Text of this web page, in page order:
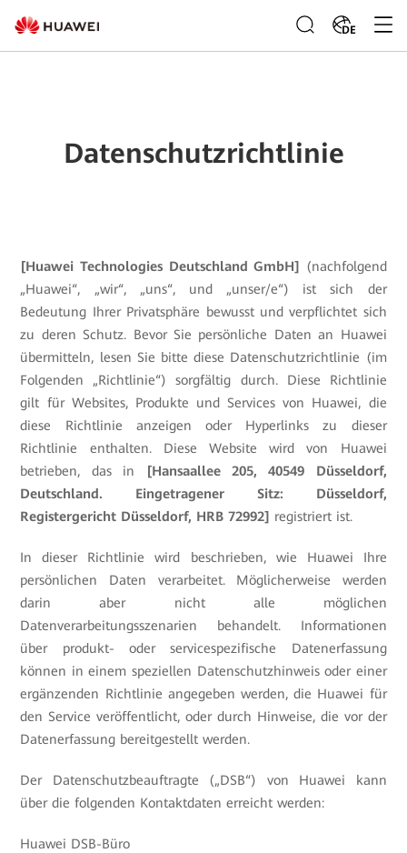
DE
Datenschutzrichtlinie
[Huawei Technologies Deutschland GmbH] (nachfolgend
„Huawei“, „wir“, „uns“, und „unser/e“) ist sich der
Bedeutung Ihrer Privatsphäre bewusst und verpflichtet sich
zu deren Schutz. Bevor Sie persönliche Daten an Huawei
übermitteln, lesen Sie bitte diese Datenschutzrichtlinie (im
Folgenden „Richtlinie“) sorgfältig durch. Diese Richtlinie
gilt für Websites, Produkte und Services von Huawei, die
diese Richtlinie anzeigen oder Hyperlinks zu dieser
Richtlinie enthalten. Diese Website wird von Huawei
betrieben, das in
[Hansaallee 205, 40549 Düsseldorf,
Deutschland. Eingetragener Sitz: Düsseldorf,
Registergericht Düsseldorf, HRB 72992] registriert ist.
In dieser Richtlinie wird beschrieben, wie Huawei Ihre
persönlichen Daten verarbeitet. Möglicherweise werden
darin aber nicht alle möglichen
Datenverarbeitungsszenarien behandelt. Informationen
über produkt- oder servicespezifische Datenerfassung
können in einem speziellen Datenschutzhinweis oder einer
ergänzenden Richtlinie angegeben werden, die Huawei für
den Service veröffentlicht, oder durch Hinweise, die vor der
Datenerfassung bereitgestellt werden.
Der Datenschutzbeauftragte („DSB“) von Huawei kann
über die folgenden Kontaktdaten erreicht werden:
Huawei DSB-Büro